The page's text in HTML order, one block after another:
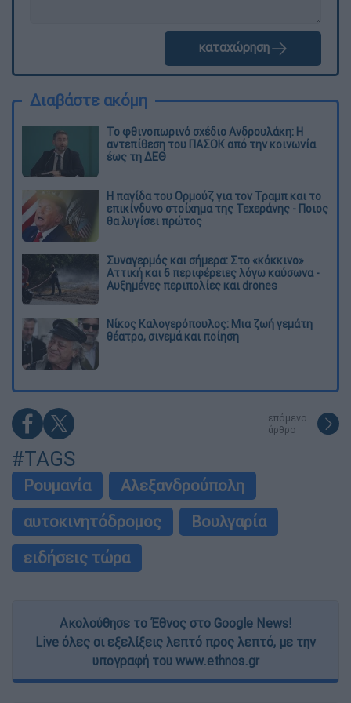
καταχώρηση
Διαβάστε ακόμη
Το φθινοπωρινό σχέδιο Ανδρουλάκη: Η
αντεπίθεση του ΠΑΣΟΚ από την κοινωνία
έως τη ΔΕΘ
Η παγίδα του Ορμούζ για τον Τραμπ και το
επικίνδυνο στοίχημα της Τεχεράνης - Ποιος
θα λυγίσει πρώτος
Συναγερμός και σήμερα: Στο «κόκκινο»
Αττική και 6 περιφέρειες λόγω καύσωνα -
Αυξημένες περιπολίες και drones
Νίκος Καλογερόπουλος: Μια ζωή γεμάτη
θέατρο, σινεμά και ποίηση
επόμενο
άρθρο
#TAGS
Ρουμανία
Αλεξανδρούπολη
αυτοκινητόδρομος
Βουλγαρία
ειδήσεις τώρα
Ακολούθησε το Έθνος στο Google News!
Live όλες οι εξελίξεις λεπτό προς λεπτό, με την
υπογραφή του www.ethnos.gr